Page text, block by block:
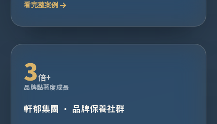
看完整案例
3倍+
品牌黏著度成長
軒郁集團 · 品牌保養社群